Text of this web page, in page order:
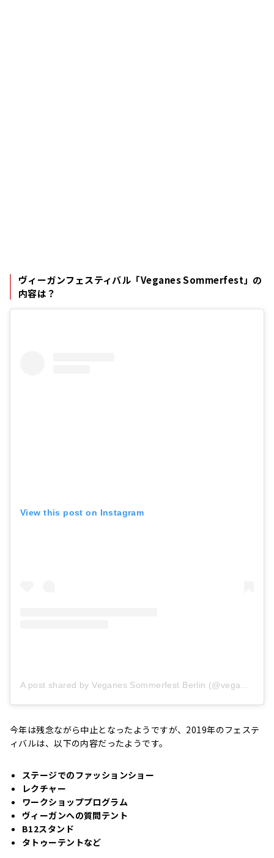
ヴィーガンフェスティバル「Veganes Sommerfest」の
内容は？
View this post on Instagram
A post shared by Veganes Sommerfest Berlin (@veganes_sommerfest_berlin)
今年は残念ながら中止となったようですが、2019年のフェステ
ィバルは、以下の内容だったようです。
ステージでのファッションショー
レクチャー
ワークショッププログラム
ヴィーガンへの質問テント
B12スタンド
タトゥーテントなど